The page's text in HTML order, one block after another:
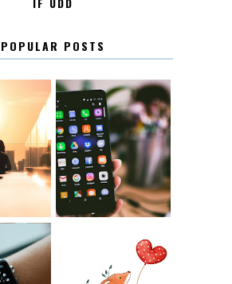
POPULAR POSTS
KONTAKTLISTA